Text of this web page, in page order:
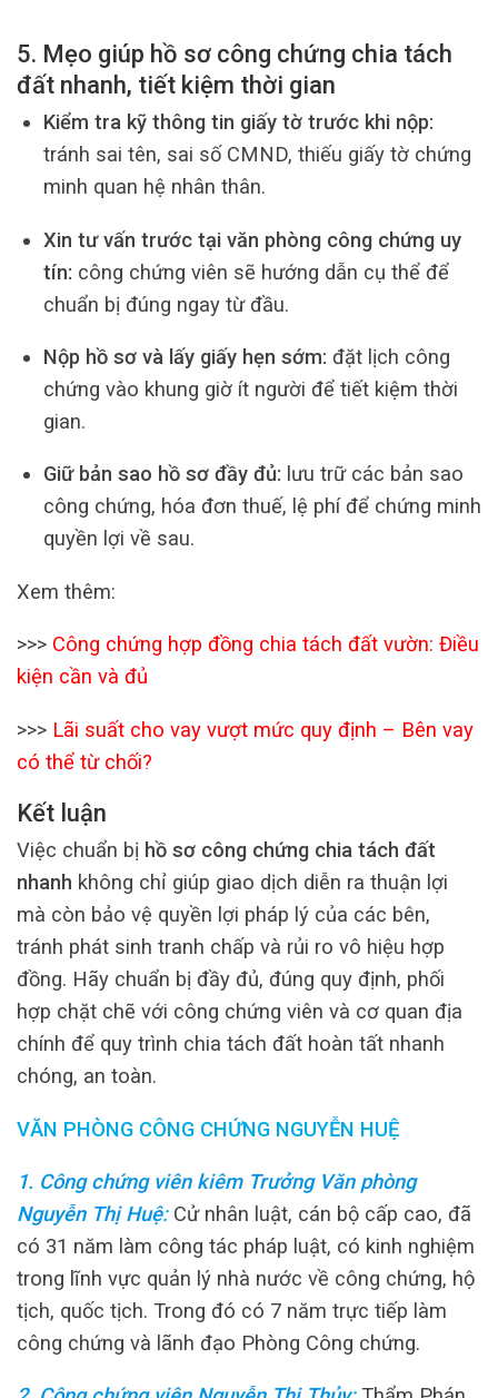
5. Mẹo giúp hồ sơ công chứng chia tách
đất nhanh, tiết kiệm thời gian
Kiểm tra kỹ thông tin giấy tờ trước khi nộp:
tránh sai tên, sai số CMND, thiếu giấy tờ chứng
minh quan hệ nhân thân.
Xin tư vấn trước tại văn phòng công chứng uy
tín: công chứng viên sẽ hướng dẫn cụ thể để
chuẩn bị đúng ngay từ đầu.
Nộp hồ sơ và lấy giấy hẹn sớm: đặt lịch công
chứng vào khung giờ ít người để tiết kiệm thời
gian.
Giữ bản sao hồ sơ đầy đủ: lưu trữ các bản sao
công chứng, hóa đơn thuế, lệ phí để chứng minh
quyền lợi về sau.
Xem thêm:
>>> Công chứng hợp đồng chia tách đất vườn: Điều
kiện cần và đủ
>>> Lãi suất cho vay vượt mức quy định – Bên vay
có thể từ chối?
Kết luận
Việc chuẩn bị hồ sơ công chứng chia tách đất
nhanh không chỉ giúp giao dịch diễn ra thuận lợi
mà còn bảo vệ quyền lợi pháp lý của các bên,
tránh phát sinh tranh chấp và rủi ro vô hiệu hợp
đồng. Hãy chuẩn bị đầy đủ, đúng quy định, phối
hợp chặt chẽ với công chứng viên và cơ quan địa
chính để quy trình chia tách đất hoàn tất nhanh
chóng, an toàn.
VĂN PHÒNG CÔNG CHỨNG NGUYỄN HUỆ
1. Công chứng viên kiêm Trưởng Văn phòng
Nguyễn Thị Huệ: Cử nhân luật, cán bộ cấp cao, đã
có 31 năm làm công tác pháp luật, có kinh nghiệm
trong lĩnh vực quản lý nhà nước về công chứng, hộ
tịch, quốc tịch. Trong đó có 7 năm trực tiếp làm
công chứng và lãnh đạo Phòng Công chứng.